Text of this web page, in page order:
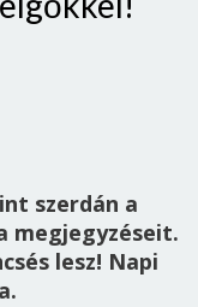
szerdán a
megjegyzéseit.
lesz! Napi